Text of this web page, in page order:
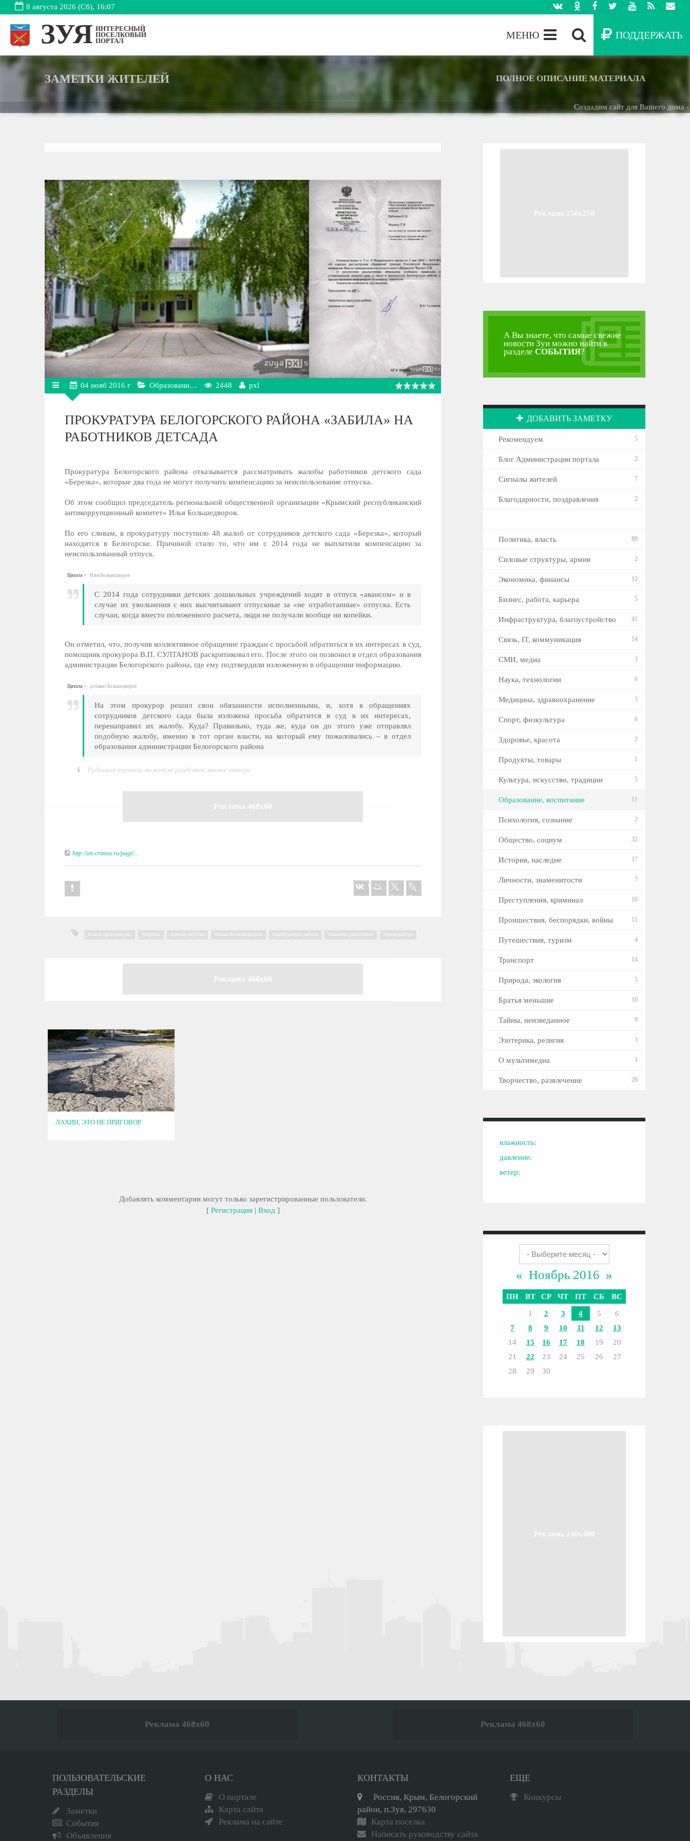
8 августа 2026 (Сб), 16:07
ЗУЯ ИНТЕРЕСНЫЙ
ПОСЕЛКОВЫЙ
ПОРТАЛ
ПОДДЕРЖАТЬ
МЕНЮ
ЗАМЕТКИ ЖИТЕЛЕЙ ПОЛНОЕ ОПИСАНИЕ МАТЕРИАЛА
Создадим сайт для Вашего дома -
04 нояб 2016 г Образовани… 2448 pxl
ПРОКУРАТУРА БЕЛОГОРСКОГО РАЙОНА «ЗАБИЛА» НА
РАБОТНИКОВ ДЕТСАДА
Прокуратура Белогорского района отказывается рассматривать жалобы работников детского сада
«Березка», которые два года не могут получить компенсацию за неиспользование отпуска.
Об этом сообщил председатель региональной общественной организации «Крымский республиканский
антикоррупционный комитет» Илья Большедворов.
По его словам, в прокуратуру поступило 48 жалоб от сотрудников детского сада «Березка», который
находится в Белогорске. Причиной стало то, что им с 2014 года не выплатили компенсацию за
неиспользованный отпуск.
Цитата Илья Большедворов
С 2014 года сотрудники детских дошкольных учреждений ходят в отпуск «авансом» и в
случае их увольнения с них высчитывают отпускные за «не отработанные» отпуска. Есть
случаи, когда вместо положенного расчета, люди не получали вообще ни копейки.
Он отметил, что, получив коллективное обращение граждан с просьбой обратиться в их интересах в суд,
помощник прокурора В.П. СУЛТАНОВ раскритиковал его. После этого он позвонил в отдел образования
администрации Белогорского района, где ему подтвердили изложенную в обращении информацию.
Цитата добавил Большедворов
На этом прокурор решил свои обязанности исполненными, и, хотя в обращениях
сотрудников детского сада была изложена просьба обратится в суд в их интересах,
перенаправил их жалобу. Куда? Правильно, туда же, куда он до этого уже отправлял
подобную жалобу, именно в тот орган власти, на который ему пожаловались – в отдел
образования администрации Белогорского района
Редакция портала может не разделять мнение автора
Реклама 468x60
http://an-crimea.ru/page/…
отказ прокуратуры березка детсад Березка Илья Большедворов прокуратура района жалобы работников прокуратура
Реклама 468x60
ЛАХИН, ЭТО НЕ ПРИГОВОР
Добавлять комментарии могут только зарегистрированные пользователи.
[ Регистрация| Вход]
Реклама 250x250
А Вы знаете, что самые свежие
новости Зуи можно найти в
разделеСОБЫТИЯ?
ДОБАВИТЬ ЗАМЕТКУ
Рекомендуем 5
Блог Администрации портала 2
Сигналы жителей 7
Благодарности, поздравления 2
Политика, власть 89
Силовые структуры, армия 2
Экономика, финансы 12
Бизнес, работа, карьера 5
Инфраструктура, благоустройство 41
Связь, IT, коммуникация 14
СМИ, медиа 3
Наука, технологии 6
Медицина, здравоохранение 3
Спорт, физкультура 6
Здоровье, красота 2
Продукты, товары 1
Культура, искусство, традиции 5
Образование, воспитание 11
Психология, сознание 2
Общество, социум 32
История, наследие 17
Личности, знаменитости 7
Преступления, криминал 10
Проишествия, беспорядки, войны 11
Путешествия, туризм 4
Транспорт 14
Природа, экология 5
Братья меньшие 10
Тайны, неизведанное 9
Эзотерика, религия 3
О мультимедиа 1
Творчество, развлечение 26
влажность:
давление:
ветер:
« Ноябрь 2016 »
ПН ВТ СР ЧТ ПТ СБ ВС
1 2 3 4 5
6
7
8 9 10 11 12
13
14
15 16 17 18 19
20
21
22 23 24 25 26
27
28
29 30
Реклама 240x400
Реклама 468x60 Реклама 468x60
ПОЛЬЗОВАТЕЛЬСКИЕ
РАЗДЕЛЫ
Заметки
События
Объявления
О НАС
О портале
Карта сайта
Реклама на сайте
КОНТАКТЫ
Россия, Крым, Белогорский
район, п.Зуя, 297630
Карта поселка
Написать руководству сайта
ЕЩЕ
Конкурсы